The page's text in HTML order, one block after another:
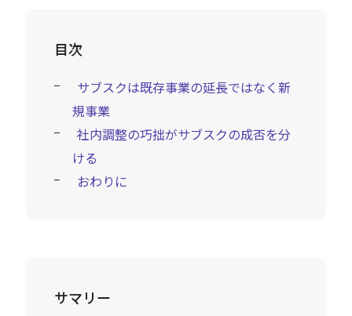
目次
サブスクは既存事業の延長ではなく新
規事業
社内調整の巧拙がサブスクの成否を分
ける
おわりに
サマリー